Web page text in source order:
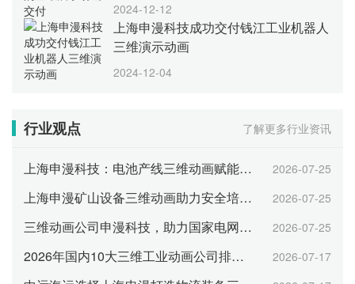
2024-12-12
上海申漫科技成功交付钱江工业机器人
三维演示动画
2024-12-04
行业观点 了解更多行业资讯
上海申漫科技：电池产线三维动画赋能产业招商 2026-07-25
上海申漫矿山设备三维动画助力安全培训与智能展示 2026-07-25
三维动画公司申漫科技，助力国家电网数字化运维可视化 2026-07-25
2026年国内10大三维工业动画公司排名 综合实力TOP10 2026-07-17